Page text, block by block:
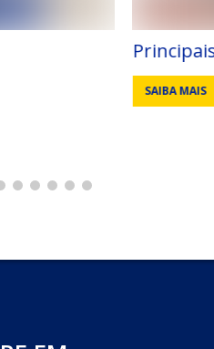
fases da cicatrização